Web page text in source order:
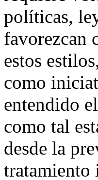
políticas,
favorezcan
estos
como
entendido
como tal
desde la
tratamiento